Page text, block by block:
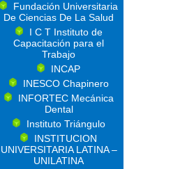
Fundación Universitaria
De Ciencias De La Salud
I C T Instituto de
Capacitación para el
Trabajo
INCAP
INESCO Chapinero
INFORTEC Mecánica
Dental
Instituto Triángulo
INSTITUCION
UNIVERSITARIA LATINA –
UNILATINA